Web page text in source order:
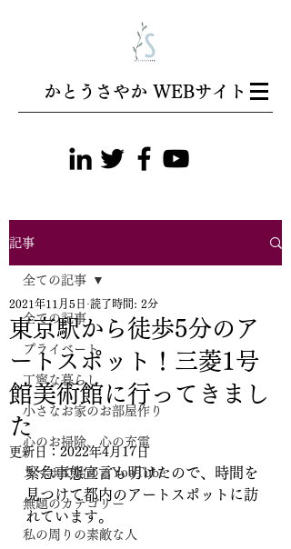
​かとうさやか WEBサイト
記事
全ての記事
プライベート
丁寧な暮らし
小さなお家のお部屋作り
心のお掃除、心の充電
スマホで始めるYouTube
無題のカテゴリー
私の周りの素敵な人
全ての記事
東京駅から徒歩5分のア
ートスポット！三菱1号
館美術館に行ってきまし
た
2021年11月5日 読了時間: 2分
更新日： 2022年4月17日
緊急事態宣言も明けたので、時間を
見つけて都内のアートスポットに訪
れています。